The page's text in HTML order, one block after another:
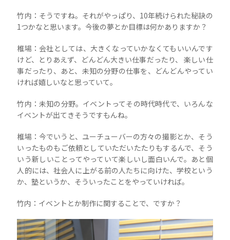
竹内：そうですね。それがやっぱり、10年続けられた秘訣の
1つかなと思います。今後の夢とか目標は何かありますか？
椎場：会社としては、大きくなっていかなくてもいいんです
けど、とりあえず、どんどん大きい仕事だったり、 楽しい仕
事だったり、あと、未知の分野の仕事を、どんどんやってい
ければ嬉しいなと思っていて。
竹内：未知の分野。イベントってその時代時代で、いろんな
イベントが出てきそうですもんね。
椎場：今でいうと、ユーチューバーの方々の撮影とか、そう
いったものもご依頼としていただいたたりもするんで、そう
いう新しいことってやっていて楽しいし面白いんで。あと個
人的には、社会人に上がる前の人たちに向けた、学校という
か、塾というか、そういったことをやっていければ。
竹内：イベントとか制作に関することで、ですか？